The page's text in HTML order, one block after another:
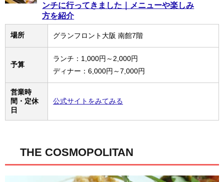
ンチに行ってきました｜メニューや楽しみ
方を紹介
場所 グランフロント大阪 南館7階
予算
ランチ：1,000円～2,000円
ディナー：6,000円～7,000円
営業時
間・定休
日
公式サイトをみてみる
THE COSMOPOLITAN